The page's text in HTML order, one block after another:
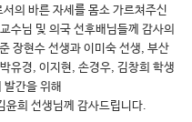
의 바른 자세를 몸소 가르쳐주신
수님 및 의국 선후배님들께 감사의
장현수 선생과 이미숙 선생, 부산
유경, 이지현, 손경우, 김창희 학생
발간을 위해
윤희 선생님께 감사드립니다.